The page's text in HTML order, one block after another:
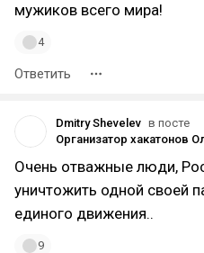
мужиков всего мира!
4
Ответить
Dmitry Shevelev в посте
Очень отважные люди,
уничтожить одной своей
единого движения..
9